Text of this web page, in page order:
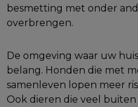
besmetting met onder
overbrengen.
De omgeving waar uw
belang. Honden die met
samenleven lopen meer
Ook dieren die veel